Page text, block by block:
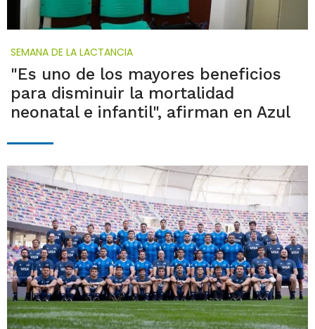
SEMANA DE LA LACTANCIA
"Es uno de los mayores beneficios
para disminuir la mortalidad
neonatal e infantil", afirman en Azul